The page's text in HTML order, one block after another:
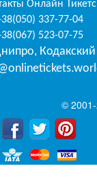
Онлайн Тикетс
337-77-04
523-07-75
, Кодакский
©